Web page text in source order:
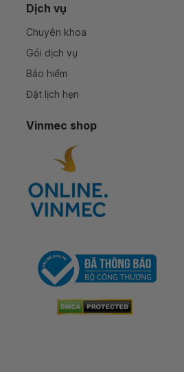
Dịch vụ
Chuyên khoa
Gói dịch vụ
Bảo hiểm
Đặt lịch hẹn
Vinmec shop